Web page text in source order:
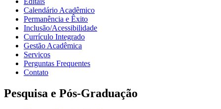
Calendário Acadêmico
Permanência e Êxito
Inclusão/Acessibilidade
Currículo Integrado
Gestão Acadêmica
Serviços
Perguntas Frequentes
Contato
Pesquisa e Pós-Graduação